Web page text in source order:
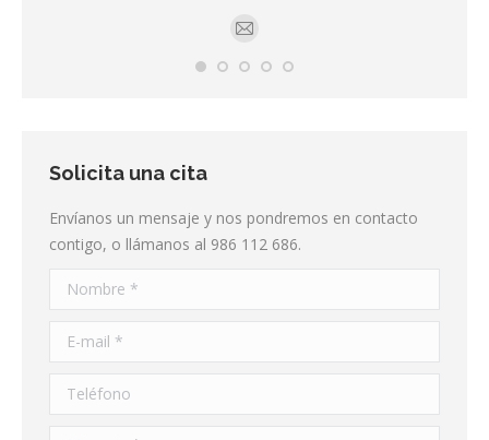
Correo:
Solicita una cita
Envíanos un mensaje y nos pondremos en contacto
contigo, o llámanos al 986 112 686.
Nombre *
E-mail *
Teléfono